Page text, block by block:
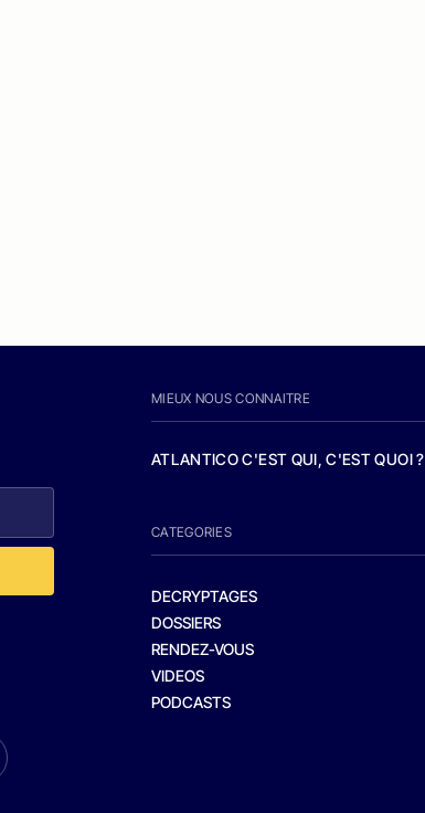
MIEUX NOUS CONNAITRE
ATLANTICO C'EST QUI, C'EST QUOI ?
CATEGORIES
DECRYPTAGES
DOSSIERS
RENDEZ-VOUS
VIDEOS
PODCASTS